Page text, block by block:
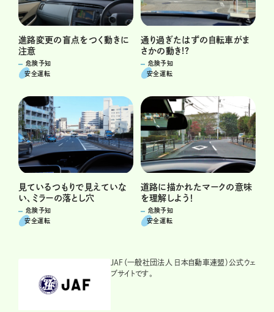
進路変更の盲点をつく動きに
注意
危険予知
安全運転
通り過ぎたはずの自転車がま
さかの動き!?
危険予知
安全運転
見ているつもりで見えていな
い、ミラーの落とし穴
危険予知
安全運転
道路に描かれたマークの意味
を理解しよう！
危険予知
安全運転
JAF（一般社団法人 日本自動車連盟）公式ウェ
ブサイトです。